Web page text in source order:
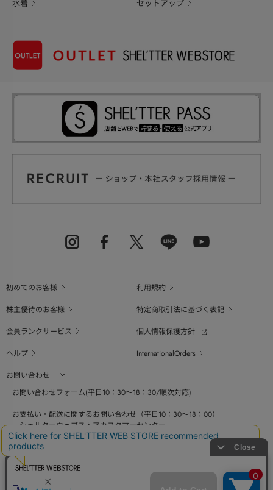
水着 セットアップ
初めてのお客様
利用規約
株主優待のお客様
特定商取引法に基づく表記
会員ランクサービス
個人情報保護方針
ヘルプ
InternationalOrders
お問い合わせ
お問い合わせフォーム(平日10：30～18：30/順次対応)
お支払い・配送に関するお問い合わせ（平日10：30～18：00）
シェルターウェブストアカスタマーセンター
0800-123-6820
商品の素材、サイズ、仕様等に関するお問い合せ（平日10：30～18：00）
バロックジャパンリミテッドコールセンター
03-6730-9191